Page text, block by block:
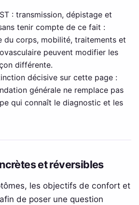
: transmission, dépistage et
tenir compte de ce fait :
du corps, mobilité, traitements et
peuvent modifier les
différente.
décisive sur cette page :
générale ne remplace pas
qui connaît le diagnostic et les
et réversibles
les objectifs de confort et
de poser une question